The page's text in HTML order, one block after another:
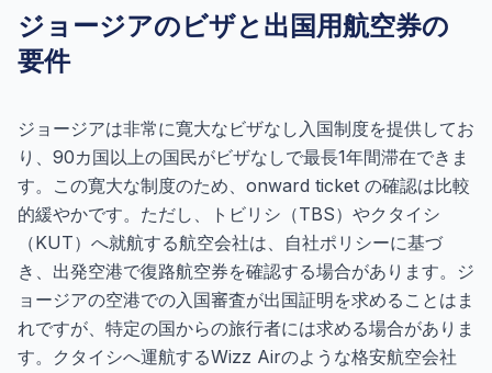
ジョージアのビザと出国用航空券の
要件
ジョージアは非常に寛大なビザなし入国制度を提供してお
り、90カ国以上の国民がビザなしで最長1年間滞在できま
す。この寛大な制度のため、onward ticket の確認は比較
的緩やかです。ただし、トビリシ（TBS）やクタイシ
（KUT）へ就航する航空会社は、自社ポリシーに基づ
き、出発空港で復路航空券を確認する場合があります。ジ
ョージアの空港での入国審査が出国証明を求めることはま
れですが、特定の国からの旅行者には求める場合がありま
す。クタイシへ運航するWizz Airのような格安航空会社